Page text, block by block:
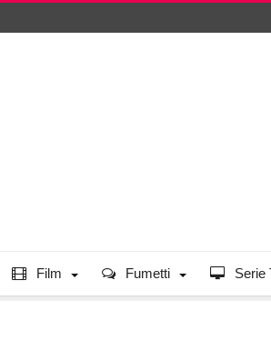
Film Fumetti Serie